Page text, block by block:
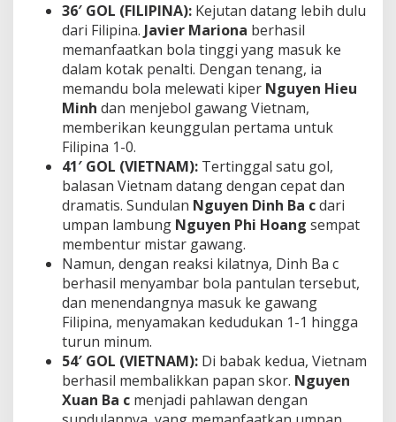
36′ GOL (FILIPINA): Kejutan datang lebih dulu
dari Filipina. Javier Mariona berhasil
memanfaatkan bola tinggi yang masuk ke
dalam kotak penalti. Dengan tenang, ia
memandu bola melewati kiper Nguyen Hieu
Minh dan menjebol gawang Vietnam,
memberikan keunggulan pertama untuk
Filipina 1-0.
41′ GOL (VIETNAM): Tertinggal satu gol,
balasan Vietnam datang dengan cepat dan
dramatis. Sundulan Nguyen Dinh Ba cdari
umpan lambung Nguyen Phi Hoang sempat
membentur mistar gawang.
Namun, dengan reaksi kilatnya, Dinh Ba c
berhasil menyambar bola pantulan tersebut,
dan menendangnya masuk ke gawang
Filipina, menyamakan kedudukan 1-1 hingga
turun minum.
54′ GOL (VIETNAM): Di babak kedua, Vietnam
berhasil membalikkan papan skor. Nguyen
Xuan Ba c menjadi pahlawan dengan